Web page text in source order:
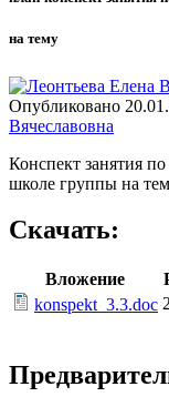
на тему
Опубликовано
Вячеславовна
Конспект занятия
школе группы на
Скачать:
Вложение
konspekt_3.3.doc